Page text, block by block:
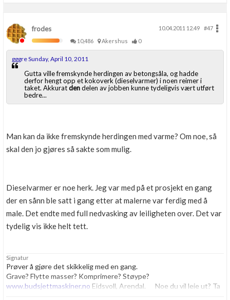
frodes 10.04.2011 12.49
#47
10,486
Akershus 0
gggre Sunday, April 10, 2011
Gutta ville fremskynde herdingen av betongsåla, og hadde
derfor hengt opp et kokoverk (dieselvarmer) i noen reimer i
taket. Akkuratdendelen av jobben kunne tydeligvis vært utført
bedre...
Man kan da ikke fremskynde herdingen med varme? Om noe, så
skal den jo gjøres så sakte som mulig.
Dieselvarmer er noe herk. Jeg var med på et prosjekt en gang
der en sånn ble satt i gang etter at malerne var ferdig med å
male. Det endte med full nedvasking av leiligheten over. Det var
tydelig vis ikke helt tett.
Signatur
Prøver å gjøre det skikkelig med en gang.
Grave? Flytte masser? Komprimere? Støype?
www.budsjettmaskiner.no Eidsvoll, Arendal. Noe du vil leie ut? Ta